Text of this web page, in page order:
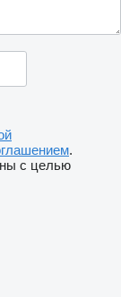
.
с целью